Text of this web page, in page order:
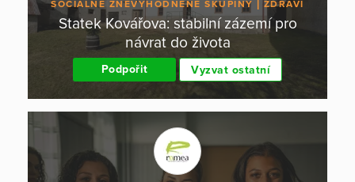
SOCIÁLNĚ ZNEVÝHODNĚNÉ SKUPINY ZDRAVÍ
Statek Kovářova: stabilní zázemí pro
návrat do života
Podpořit Vyzvat ostatní